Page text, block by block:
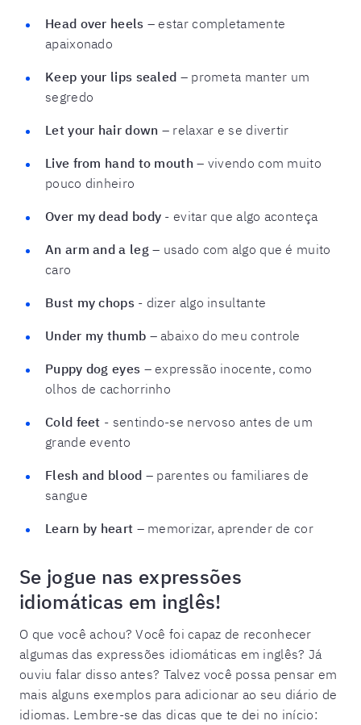
Head over heels – estar completamente
apaixonado
Keep your lips sealed – prometa manter um
segredo
Let your hair down – relaxar e se divertir
Live from hand to mouth– vivendo com muito
pouco dinheiro
Over my dead body - evitar que algo aconteça
An arm and a leg– usado com algo que é muito
caro
Bust my chops- dizer algo insultante
Under my thumb – abaixo do meu controle
Puppy dog eyes – expressão inocente, como
olhos de cachorrinho
Cold feet - sentindo-se nervoso antes de um
grande evento
Flesh and blood – parentes ou familiares de
sangue
Learn by heart – memorizar, aprender de cor
Se jogue nas expressões
idiomáticas em inglês!
O que você achou? Você foi capaz de reconhecer
algumas das expressões idiomáticas em inglês? Já
ouviu falar disso antes? Talvez você possa pensar em
mais alguns exemplos para adicionar ao seu diário de
idiomas. Lembre-se das dicas que te dei no início: